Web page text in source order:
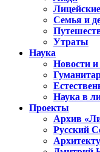
Семья и
Утраты
Наука
Новости
Наука в
Проекты
Архив
Русский